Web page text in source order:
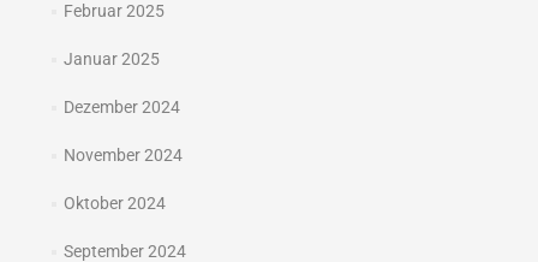
Februar 2025
Januar 2025
Dezember 2024
November 2024
Oktober 2024
September 2024